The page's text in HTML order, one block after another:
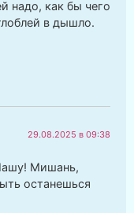
надо, как бы чего
в дышло.
29.08.2025 в 09:38
Мишань,
останешься